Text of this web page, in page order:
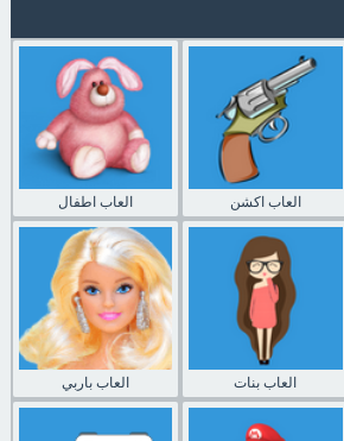
العاب اطفال العاب اكشن
العاب باربي العاب بنات